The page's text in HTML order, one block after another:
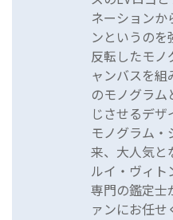
ネーションか
ンというのを
反転したモノ
ャンバスを組
のモノグラ
じさせるデザ
モノグラム・
来、大人気と
ルイ・ヴィト
専門の鑑定士
ァンにお任せ